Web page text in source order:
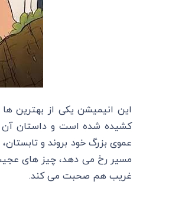
این انیمیشن یکی از بهترین
کشیده شده است و داستان آن
عموی بزرگ خود بروند و
مسیر رخ می دهد، چیز های
غریب هم صحبت می‌ کند.